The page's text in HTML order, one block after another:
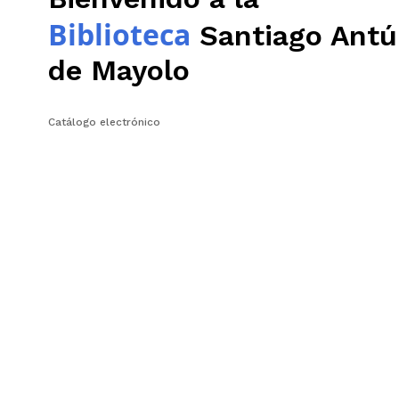
Biblioteca Santiago
de Mayolo
Catálogo electrónico